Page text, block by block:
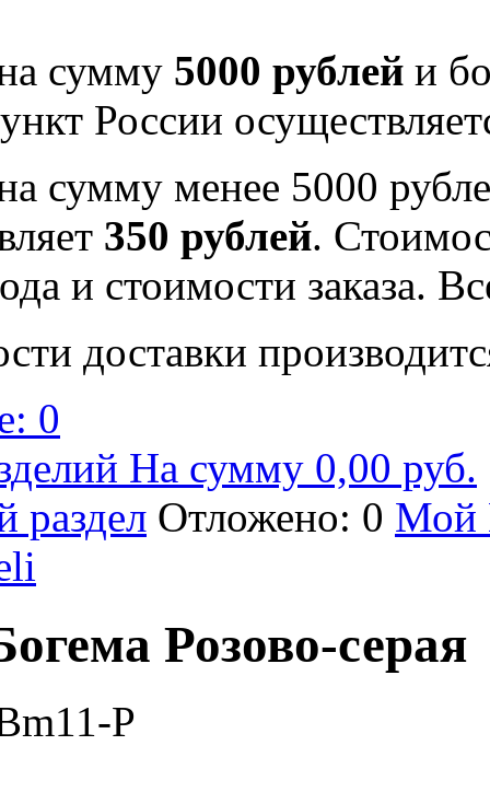
сумму 5000 рублей и
России
сумму менее 5000
350 рублей.
и стоимости заказа.
доставки
0
На сумму 0,00 руб.
раздел Отложено: 0 Мой
Розово-серая
P